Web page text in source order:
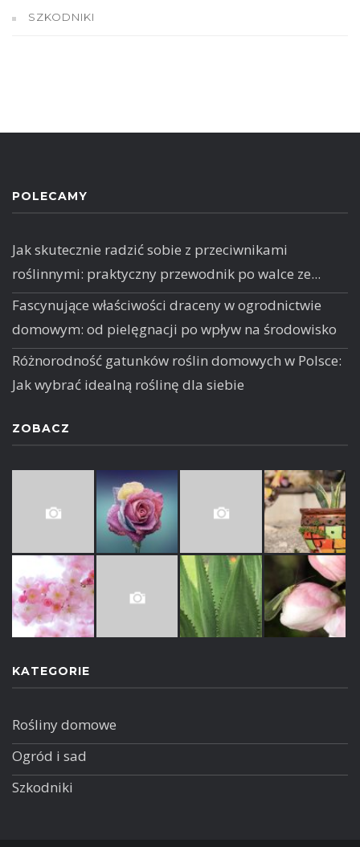
SZKODNIKI
POLECAMY
Jak skutecznie radzić sobie z przeciwnikami
roślinnymi: praktyczny przewodnik po walce ze...
Fascynujące właściwości draceny w ogrodnictwie
domowym: od pielęgnacji po wpływ na środowisko
Różnorodność gatunków roślin domowych w Polsce:
Jak wybrać idealną roślinę dla siebie
ZOBACZ
KATEGORIE
Rośliny domowe
Ogród i sad
Szkodniki